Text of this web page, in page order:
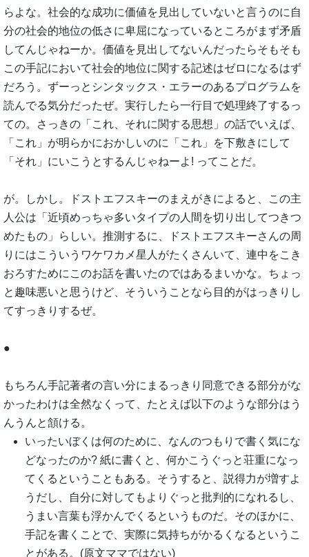
らよな。社会的な成功に価値を見出していないと言うのに自
分の社会的地位の低さに卑屈になっているところがまず矛盾
してんじゃねーか。価値を見出してないんだったらそもそも
この手記において社会的地位に関する記述はゼロになるはず
だろう。ずーっとシンタックス・エラーのあるプログラムを
読んでる気分だったぜ。実行したら一行目で処理終了するっ
ての。さっきの「これ、それに関する思想」の話でいえば、
「これ」が明らかにおかしいのに「これ」を下敷きにして
「それ」にいこうとするんじゃねーよ! ってことだ。
が。しかし。ドストエフスキーのまえがきによると、この主
人公は「近頃めっちゃ多いタイプの人間を切り出してつきつ
めたもの」らしい。推測するに、ドストエフスキーさんの周
りにはこういうワケワカメ星人がたくさんいて、連中をこき
おろすためにこのお話を書いたのではあるまいかな。ちょっ
と趣味悪いと思うけど、そういうことなら目的がはっきりし
てすっきりするぜ。
●
もちろん手記著者の言い分にまるっきり同意できる部分がな
かったわけは全然なくって、たとえば以下のような部分はう
んうんと頷ける。
いったいぼくは何のために、なんのつもりで書く気にな
どなったのか? 紙に書くと、何かこうぐっと荘重になっ
てくるということもある。そうすると、説得力が増すよ
うだし、自分に対してもよりぐっと批判的になれるし、
うまい言葉も浮かんでくるというものだ。そのほかに、
手記を書くことで、実際に気持ちがかるくなるというこ
とがある。(原文ママではない)